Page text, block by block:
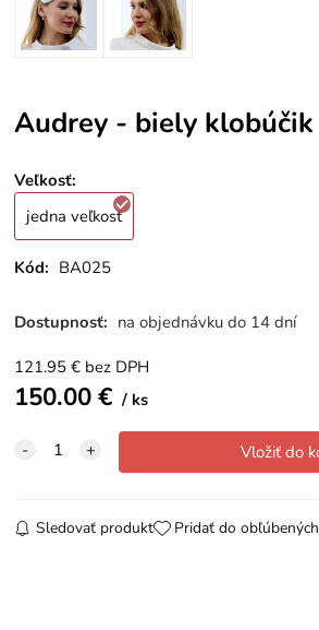
Audrey - biely klobúčik
Veľkosť:
jedna veľkosť
Kód: BA025
Dostupnosť: na objednávku do 14 dní
121.95 € bez DPH
150.00€ ks
Sledovať produkt Pridať do obľúbených